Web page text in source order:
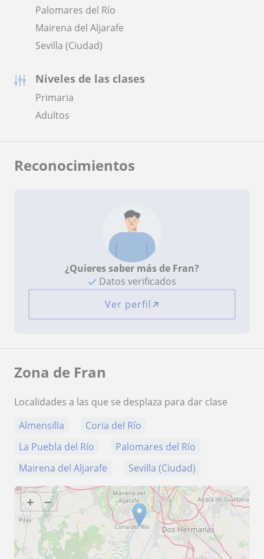
Palomares del Río
Mairena del Aljarafe
Sevilla (Ciudad)
Niveles de las clases
Primaria
Adultos
Reconocimientos
¿Quieres saber más de Fran?
Datos verificados
Ver perfil
Zona de Fran
Localidades a las que se desplaza para dar clase
Almensilla
Coria del Río
La Puebla del Río
Palomares del Río
Mairena del Aljarafe
Sevilla (Ciudad)
+ −